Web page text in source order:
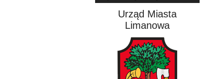
Urząd Miasta
Limanowa